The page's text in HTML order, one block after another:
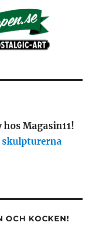
Magasin11!
skulpturerna
OCH KOCKEN!